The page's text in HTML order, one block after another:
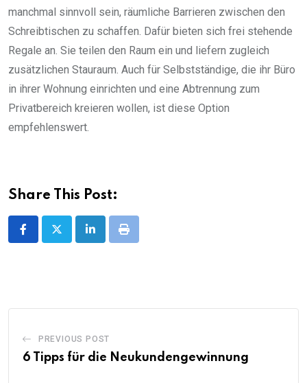
manchmal sinnvoll sein, räumliche Barrieren zwischen den
Schreibtischen zu schaffen. Dafür bieten sich frei stehende
Regale an. Sie teilen den Raum ein und liefern zugleich
zusätzlichen Stauraum. Auch für Selbstständige, die ihr Büro
in ihrer Wohnung einrichten und eine Abtrennung zum
Privatbereich kreieren wollen, ist diese Option
empfehlenswert.
Share This Post:
LinkedInPrint
PREVIOUS POST
6 Tipps für die Neukundengewinnung